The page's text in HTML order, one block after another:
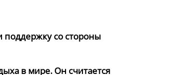
со стороны
в мире. Он считается